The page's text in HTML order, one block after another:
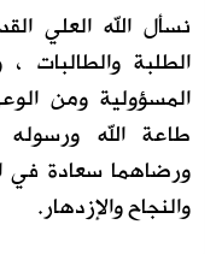
نسأل الله العلي
الطلبة
المسؤولية ومن
طاعة الله ورسوله
ورضاهما سعادة في
والنجاح والإزدهار.